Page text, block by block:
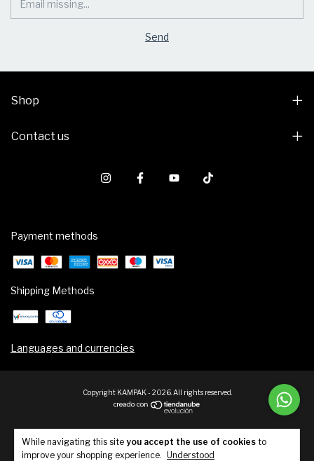
While navigating this site you accept the use of cookies to
improve your shopping experience. Understood
Shop
Contact us
Payment methods
Shipping Methods
Languages and currencies
Copyright KAMPAK - 2026. All rights reserved.